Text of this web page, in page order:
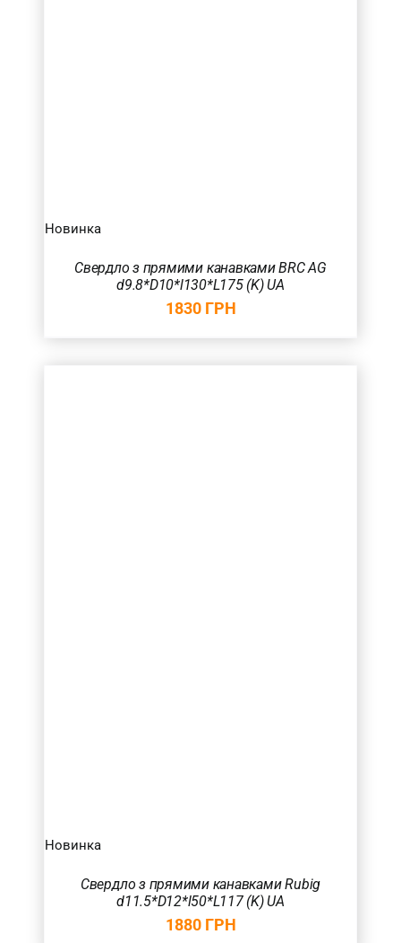
Новинка
Свердло з прямими канавками BRC AG
d9.8*D10*l130*L175 (K) UA
1830 ГРН
Новинка
Свердло з прямими канавками Rubig
d11.5*D12*l50*L117 (K) UA
1880 ГРН